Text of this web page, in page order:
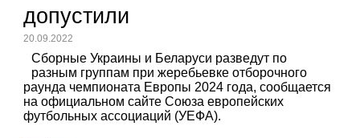
допустили
20.09.2022
Сборные Украины и Беларуси разведут по
разным группам при жеребьевке отборочного
раунда чемпионата Европы 2024 года, сообщается
на официальном сайте Союза европейских
футбольных ассоциаций (УЕФА).